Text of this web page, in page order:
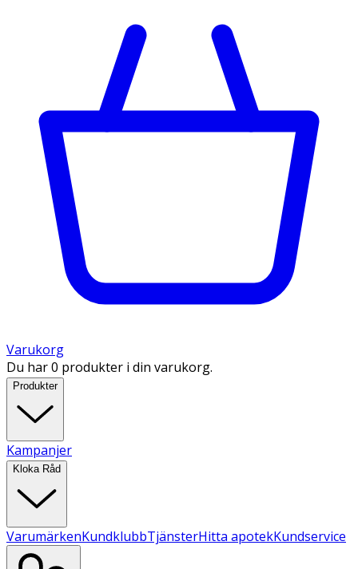
Varukorg
Du har 0 produkter i din varukorg.
Produkter
Kampanjer
Kloka Råd
VarumärkenKundklubbTjänsterHitta apotekKundservice